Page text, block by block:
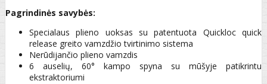
Pagrindinės savybės:
Specialaus plieno uoksas su patentuota Quickloc quick
release greito vamzdžio tvirtinimo sistema
Nerūdijančio plieno vamzdis
6 auselių, 60° kampo spyna su mūšyje patikrintu
ekstraktoriumi